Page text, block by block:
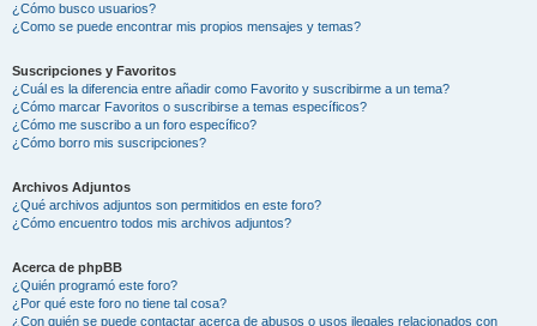
¿Cómo busco usuarios?
¿Como se puede encontrar mis propios mensajes y temas?
Suscripciones y Favoritos
¿Cuál es la diferencia entre añadir como Favorito y suscribirme a un tema?
¿Cómo marcar Favoritos o suscribirse a temas específicos?
¿Cómo me suscribo a un foro específico?
¿Cómo borro mis suscripciones?
Archivos Adjuntos
¿Qué archivos adjuntos son permitidos en este foro?
¿Cómo encuentro todos mis archivos adjuntos?
Acerca de phpBB
¿Quién programó este foro?
¿Por qué este foro no tiene tal cosa?
¿Con quién se puede contactar acerca de abusos o usos ilegales relacionados con